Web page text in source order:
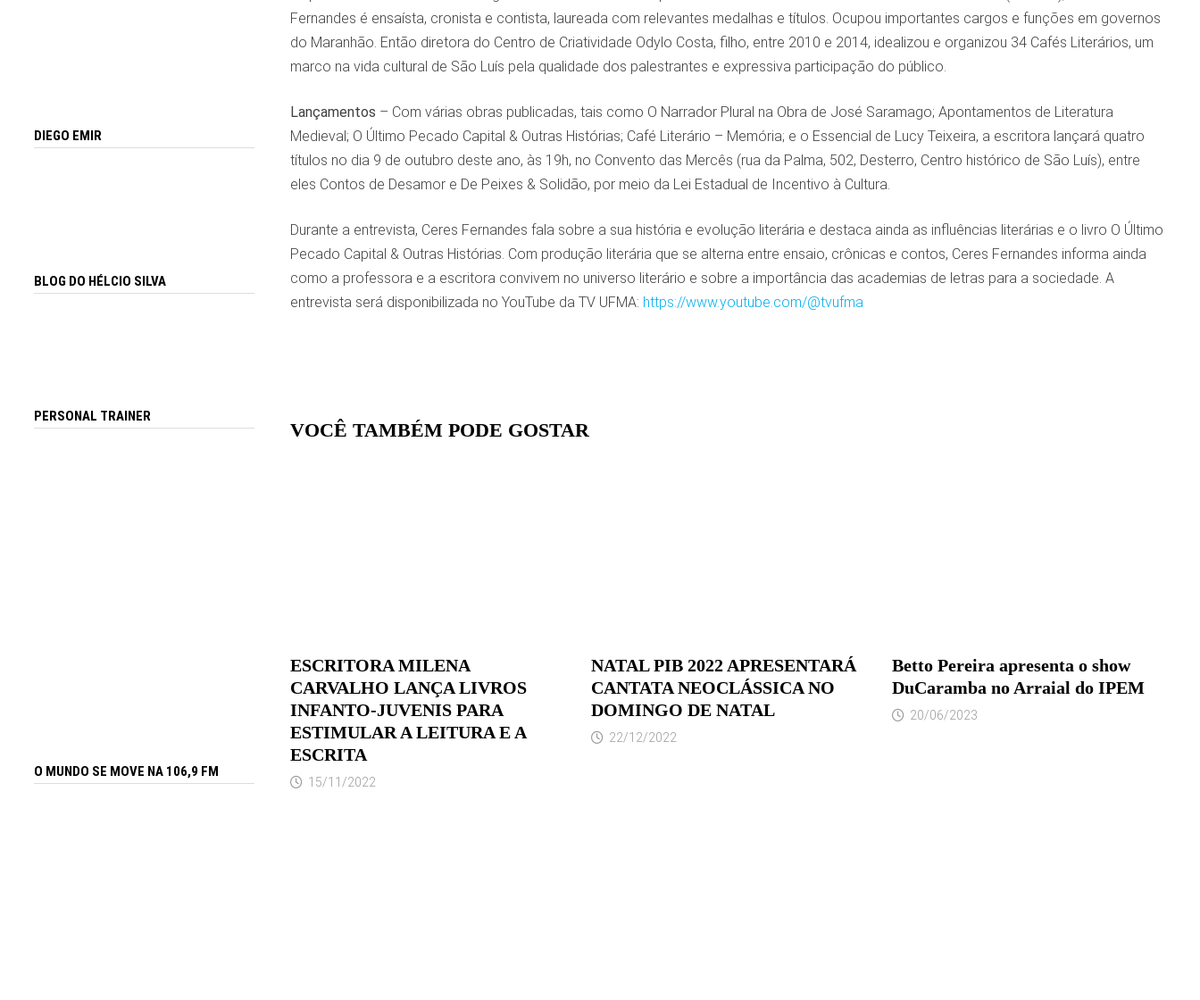
Fernandes é ensaísta, cronista e contista, laureada com relevantes medalhas e títulos. Ocupou importantes cargos e funções em governos
do Maranhão. Então diretora do Centro de Criatividade Odylo Costa, filho, entre 2010 e 2014, idealizou e organizou 34 Cafés Literários, um
marco na vida cultural de São Luís pela qualidade dos palestrantes e expressiva participação do público.
Lançamentos – Com várias obras publicadas, tais como O Narrador Plural na Obra de José Saramago; Apontamentos de Literatura
Medieval; O Último Pecado Capital & Outras Histórias; Café Literário – Memória; e o Essencial de Lucy Teixeira, a escritora lançará quatro
títulos no dia 9 de outubro deste ano, às 19h, no Convento das Mercês (rua da Palma, 502, Desterro, Centro histórico de São Luís), entre
eles Contos de Desamor e De Peixes & Solidão, por meio da Lei Estadual de Incentivo à Cultura.
Durante a entrevista, Ceres Fernandes fala sobre a sua história e evolução literária e destaca ainda as influências literárias e o livro O Último
Pecado Capital & Outras Histórias. Com produção literária que se alterna entre ensaio, crônicas e contos, Ceres Fernandes informa ainda
como a professora e a escritora convivem no universo literário e sobre a importância das academias de letras para a sociedade. A
entrevista será disponibilizada no YouTube da TV UFMA: https://www.youtube.com/@tvufma
VOCÊ TAMBÉM PODE GOSTAR
ESCRITORA MILENA
CARVALHO LANÇA LIVROS
INFANTO-JUVENIS PARA
ESTIMULAR A LEITURA E A
ESCRITA
15/11/2022
NATAL PIB 2022 APRESENTARÁ
CANTATA NEOCLÁSSICA NO
DOMINGO DE NATAL
22/12/2022
Betto Pereira apresenta o show
DuCaramba no Arraial do IPEM
20/06/2023
DIEGO EMIR
BLOG DO HÉLCIO SILVA
PERSONAL TRAINER
O MUNDO SE MOVE NA 106,9 FM